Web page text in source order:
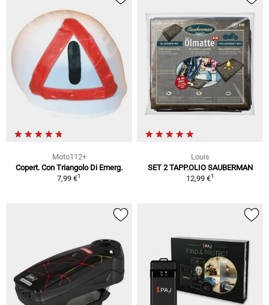
Moto112+
Copert. Con Triangolo Di Emerg.
7,99 €1
Louis
SET 2 TAPP.OLIO SAUBERMAN
12,99 €1